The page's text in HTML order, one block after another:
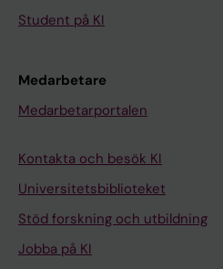
Student på KI
Medarbetare
Medarbetarportalen
Kontakta och besök KI
Universitetsbiblioteket
Stöd forskning och utbildning
Jobba på KI